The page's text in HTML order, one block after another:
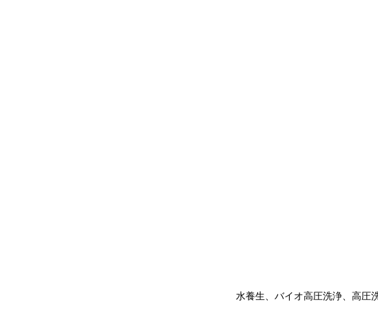
水養生、バイオ高圧洗浄、高圧